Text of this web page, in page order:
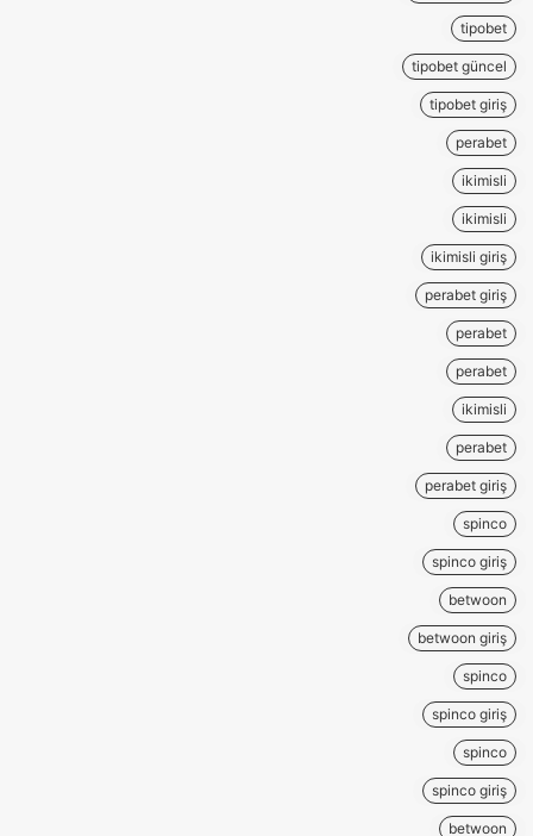
tipobet
tipobet güncel
tipobet giriş
perabet
ikimisli
ikimisli
ikimisli giriş
perabet giriş
perabet
perabet
ikimisli
perabet
perabet giriş
spinco
spinco giriş
betwoon
betwoon giriş
spinco
spinco giriş
spinco
spinco giriş
betwoon